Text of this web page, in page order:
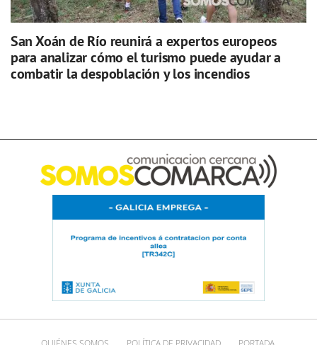
San Xoán de Río reunirá a expertos europeos
para analizar cómo el turismo puede ayudar a
combatir la despoblación y los incendios